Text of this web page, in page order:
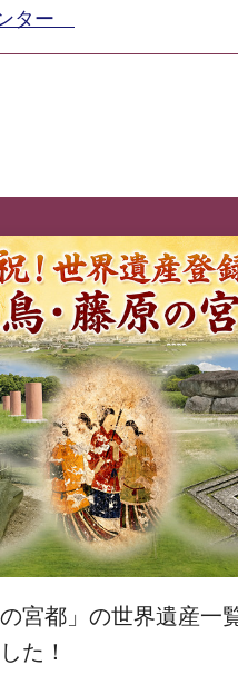
ター
の宮都」の世界遺産一
た！